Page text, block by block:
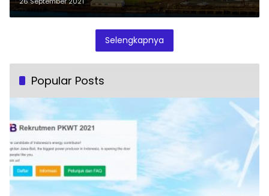
Selengkapnya
Popular Posts